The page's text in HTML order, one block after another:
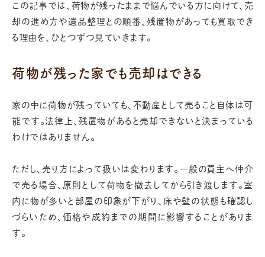
この記事では、荷物が残ったままで悩んでいる方に向けて、売
却の進め方や遺品整理との順番、残置物があっても買取でき
る理由を、ひとつずつ見ていきます。
荷物が残った家でも売却はできる
家の中に荷物が残っていても、不動産として売ること自体は可
能です。法律上、残置物があると売却できないと決まっている
わけではありません。
ただし、売り方によって扱いは変わります。一般の買主へ仲介
で売る場合、原則として荷物を撤去してから引き渡します。室
内に物が多いと部屋の印象が下がり、床や壁の状態も確認し
づらいため、価格や成約までの期間に影響することがありま
す。